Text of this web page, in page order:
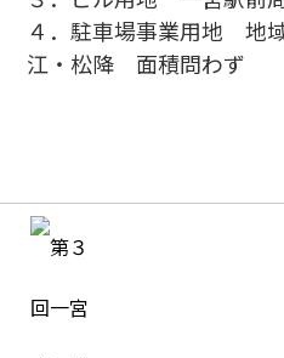
４．駐車場事業用地 地
江・松降 面積問わず